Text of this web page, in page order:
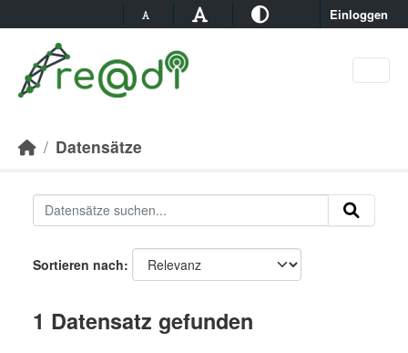
Einloggen
Datensätze
Sortieren nach
1 Datensatz gefunden